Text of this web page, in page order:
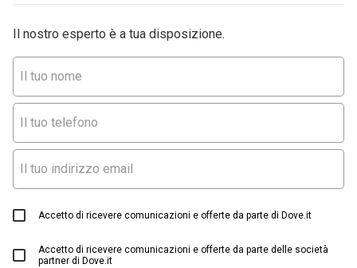
Il nostro esperto è a tua disposizione.
Accetto di ricevere comunicazioni e offerte da parte di Dove.it
Accetto di ricevere comunicazioni e offerte da parte delle società
partner di Dove.it